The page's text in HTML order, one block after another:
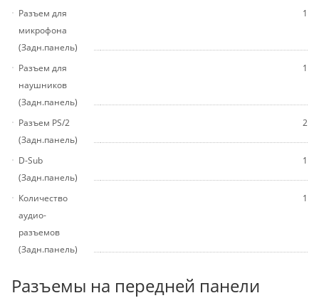
Разъем для
микрофона
(Задн.панель)
1
Разъем для
наушников
(Задн.панель)
1
Разъем PS/2
(Задн.панель)
2
D-Sub
(Задн.панель)
1
Количество
аудио-
разъемов
(Задн.панель)
1
Разъемы на передней панели